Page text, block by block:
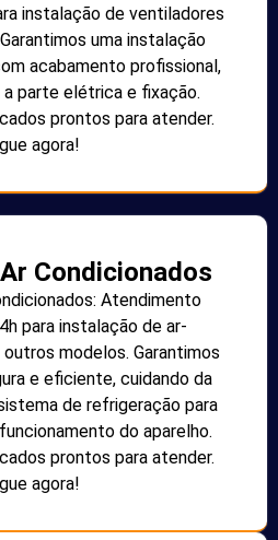
instalação de ventiladores
uma instalação
acabamento profissional,
parte elétrica e fixação.
prontos para atender.
agora!
Condicionados
Atendimento
para instalação de ar-
modelos. Garantimos
e eficiente, cuidando da
de refrigeração para
do aparelho.
prontos para atender.
agora!